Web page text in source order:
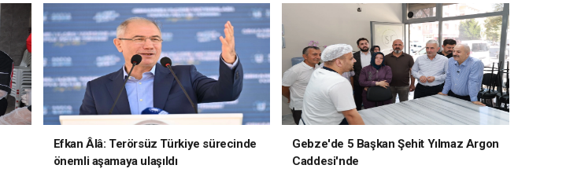
Efkan Âlâ: Terörsüz Türkiye sürecinde
önemli aşamaya ulaşıldı
Gebze'de 5 Başkan Şehit Yılmaz Argon
Caddesi'nde